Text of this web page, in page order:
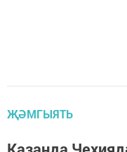
ҖӘМГЫЯТЬ